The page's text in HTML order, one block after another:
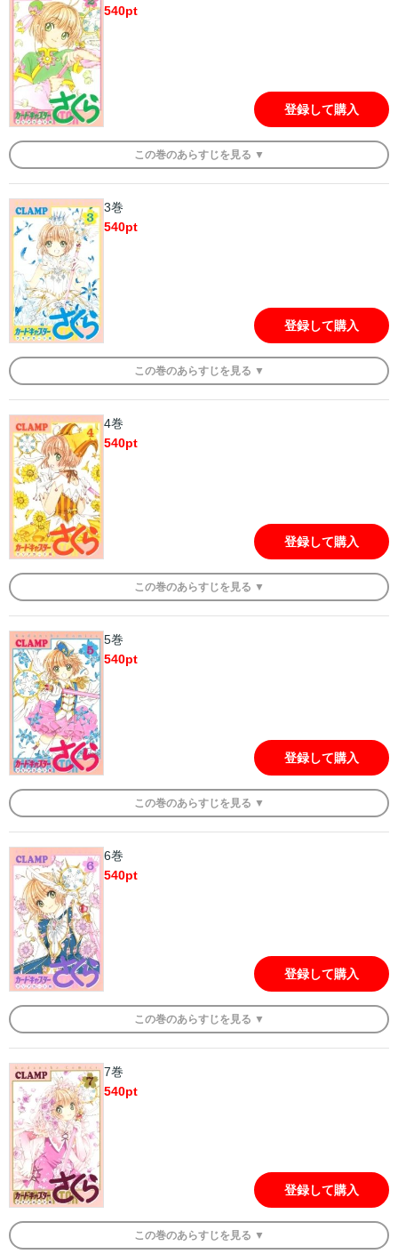
540pt
登録して購入
この巻のあらすじを 見る ▼
3巻
540pt
登録して購入
この巻のあらすじを 見る ▼
4巻
540pt
登録して購入
この巻のあらすじを 見る ▼
5巻
540pt
登録して購入
この巻のあらすじを 見る ▼
6巻
540pt
登録して購入
この巻のあらすじを 見る ▼
7巻
540pt
登録して購入
この巻のあらすじを 見る ▼